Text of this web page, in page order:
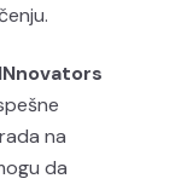
na
da